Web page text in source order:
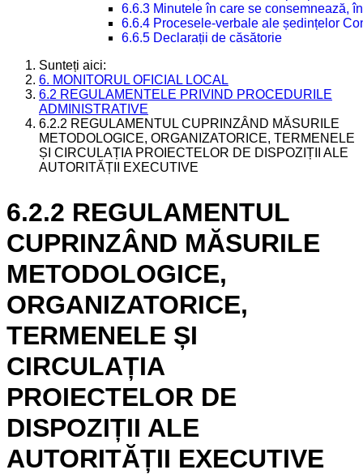
6.6.3 Minutele în care se consemnează,
6.6.4 Procesele-verbale ale ședințelor
6.6.5 Declarații de căsătorie
Sunteți aici:
6. MONITORUL OFICIAL LOCAL
6.2 REGULAMENTELE PRIVIND PROCEDURILE
ADMINISTRATIVE
6.2.2 REGULAMENTUL CUPRINZÂND MĂSURILE
METODOLOGICE, ORGANIZATORICE, TERMENELE
ȘI CIRCULAȚIA PROIECTELOR DE DISPOZIȚII ALE
AUTORITĂȚII EXECUTIVE
6.2.2 REGULAMENTUL
CUPRINZÂND MĂSURILE
METODOLOGICE,
ORGANIZATORICE,
TERMENELE ȘI
CIRCULAȚIA
PROIECTELOR DE
DISPOZIȚII ALE
AUTORITĂȚII EXECUTIVE